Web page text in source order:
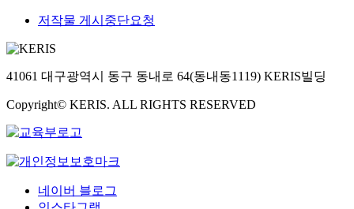
저작물 게시중단요청
41061 대구광역시 동구 동내로 64(동내동1119) KERIS빌딩
Copyright© KERIS. ALL RIGHTS RESERVED
네이버 블로그